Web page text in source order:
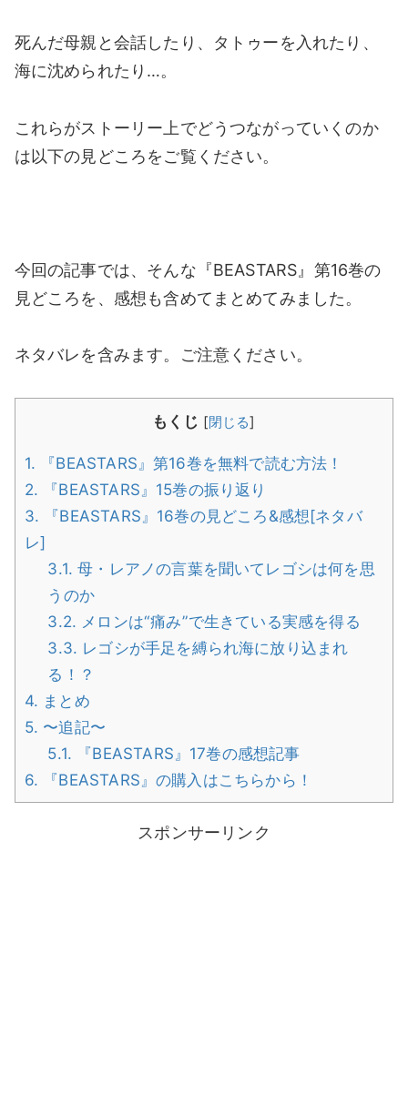
死んだ母親と会話したり、タトゥーを入れたり、
海に沈められたり…。
これらがストーリー上でどうつながっていくのか
は以下の見どころをご覧ください。
今回の記事では、そんな『BEASTARS』第16巻の
見どころを、感想も含めてまとめてみました。
ネタバレを含みます。ご注意ください。
もくじ [閉じる]
1. 『BEASTARS』第16巻を無料で読む方法！
2. 『BEASTARS』15巻の振り返り
3. 『BEASTARS』16巻の見どころ&感想[ネタバ
レ]
3.1. 母・レアノの言葉を聞いてレゴシは何を思
うのか
3.2. メロンは“痛み”で生きている実感を得る
3.3. レゴシが手足を縛られ海に放り込まれ
る！？
4. まとめ
5. 〜追記〜
5.1. 『BEASTARS』17巻の感想記事
6. 『BEASTARS』の購入はこちらから！
スポンサーリンク